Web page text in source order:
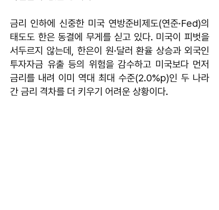
금리 인하에 신중한 미국 연방준비제도(연준·Fed)의
태도도 한은 동결에 무게를 싣고 있다. 미국이 피벗을
서두르지 않는데, 한은이 원·달러 환율 상승과 외국인
투자자금 유출 등의 위험을 감수하고 미국보다 먼저
금리를 내려 이미 역대 최대 수준(2.0%p)인 두 나라
간 금리 격차를 더 키우기 어려운 상황이다.